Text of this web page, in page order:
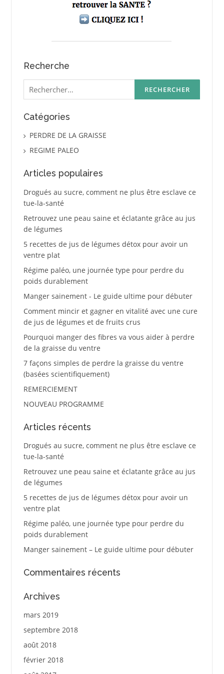
Recherche
Rechercher :
Catégories
PERDRE DE LA GRAISSE
REGIME PALEO
Articles populaires
Drogués au sucre, comment ne plus être esclave ce
tue-la-santé
Retrouvez une peau saine et éclatante grâce au jus
de légumes
5 recettes de jus de légumes détox pour avoir un
ventre plat
Régime paléo, une journée type pour perdre du
poids durablement
Manger sainement - Le guide ultime pour débuter
Comment mincir et gagner en vitalité avec une cure
de jus de légumes et de fruits crus
Pourquoi manger des fibres va vous aider à perdre
de la graisse du ventre
7 façons simples de perdre la graisse du ventre
(basées scientifiquement)
REMERCIEMENT
NOUVEAU PROGRAMME
Articles récents
Drogués au sucre, comment ne plus être esclave ce
tue-la-santé
Retrouvez une peau saine et éclatante grâce au jus
de légumes
5 recettes de jus de légumes détox pour avoir un
ventre plat
Régime paléo, une journée type pour perdre du
poids durablement
Manger sainement – Le guide ultime pour débuter
Commentaires récents
Archives
mars 2019
septembre 2018
août 2018
février 2018